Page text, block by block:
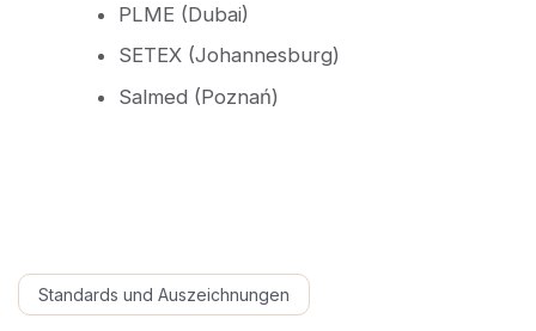
PLME (Dubai)
SETEX (Johannesburg)
Salmed (Poznań)
Standards und Auszeichnungen